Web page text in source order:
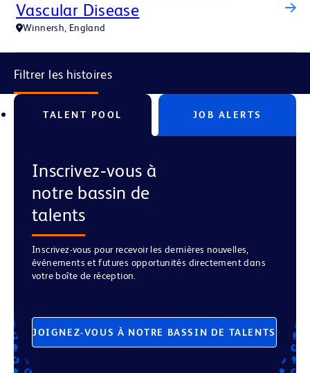
Vascular Disease
Winnersh, England
Filtrer les histoires
TALENT POOL JOB ALERTS
Inscrivez‑vous à
notre bassin de
talents
Inscrivez-vous pour recevoir les dernières nouvelles,
événements et futures opportunités directement dans
votre boîte de réception.
JOIGNEZ-VOUS À NOTRE BASSIN DE TALENTS